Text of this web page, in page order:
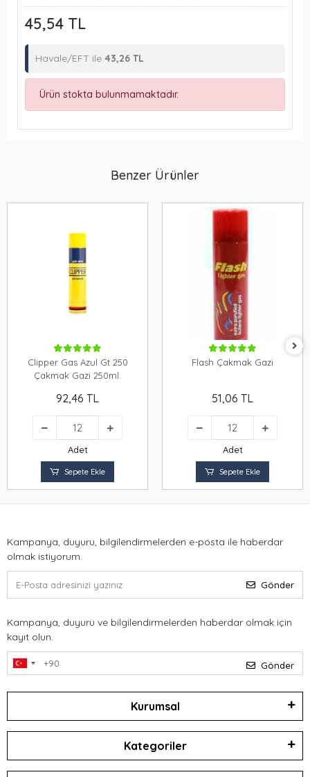
45,54 TL
Havale/EFT ile 43,26 TL
Ürün stokta bulunmamaktadır.
Benzer Ürünler
Clipper Gas Azul Gt 250
Çakmak Gazi 250ml.
92,46 TL
Adet
Sepete Ekle
Flash Çakmak Gazi
51,06 TL
Adet
Sepete Ekle
Kampanya, duyuru, bilgilendirmelerden e-posta ile haberdar
olmak istiyorum.
Gönder
Kampanya, duyuru ve bilgilendirmelerden haberdar olmak için
kayıt olun.
Gönder
Kurumsal
Kategoriler